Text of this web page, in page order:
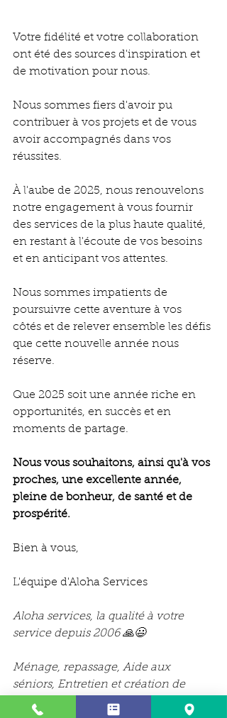
Votre fidélité et votre collaboration
ont été des sources d'inspiration et
de motivation pour nous.
Nous sommes fiers d'avoir pu
contribuer à vos projets et de vous
avoir accompagnés dans vos
réussites.
À l'aube de 2025, nous renouvelons
notre engagement à vous fournir
des services de la plus haute qualité,
en restant à l'écoute de vos besoins
et en anticipant vos attentes.
Nous sommes impatients de
poursuivre cette aventure à vos
côtés et de relever ensemble les défis
que cette nouvelle année nous
réserve.
Que 2025 soit une année riche en
opportunités, en succès et en
moments de partage.
Nous vous souhaitons, ainsi qu'à vos
proches, une excellente année,
pleine de bonheur, de santé et de
prospérité.
Bien à vous,
L'équipe d'Aloha Services
Aloha services, la qualité à votre
service depuis 2006 🙏😃
Ménage, repassage, Aide aux
séniors, Entretien et création de
jardin, Nettoyage PRO